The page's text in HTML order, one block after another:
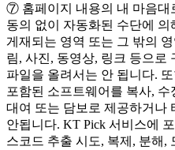
⑦ 홈페이지 내용의 내 마음대
동의 없이 자동화된 수단에
게재되는 영역 또는 그 밖의
림, 사진, 동영상, 링크 등으로
파일을 올려서는 안 됩니다.
포함된 소프트웨어를 복사,
대여 또는 담보로 제공하거나
안됩니다. KT Pick 서비스에
스코드 추출 시도, 복제, 분해,